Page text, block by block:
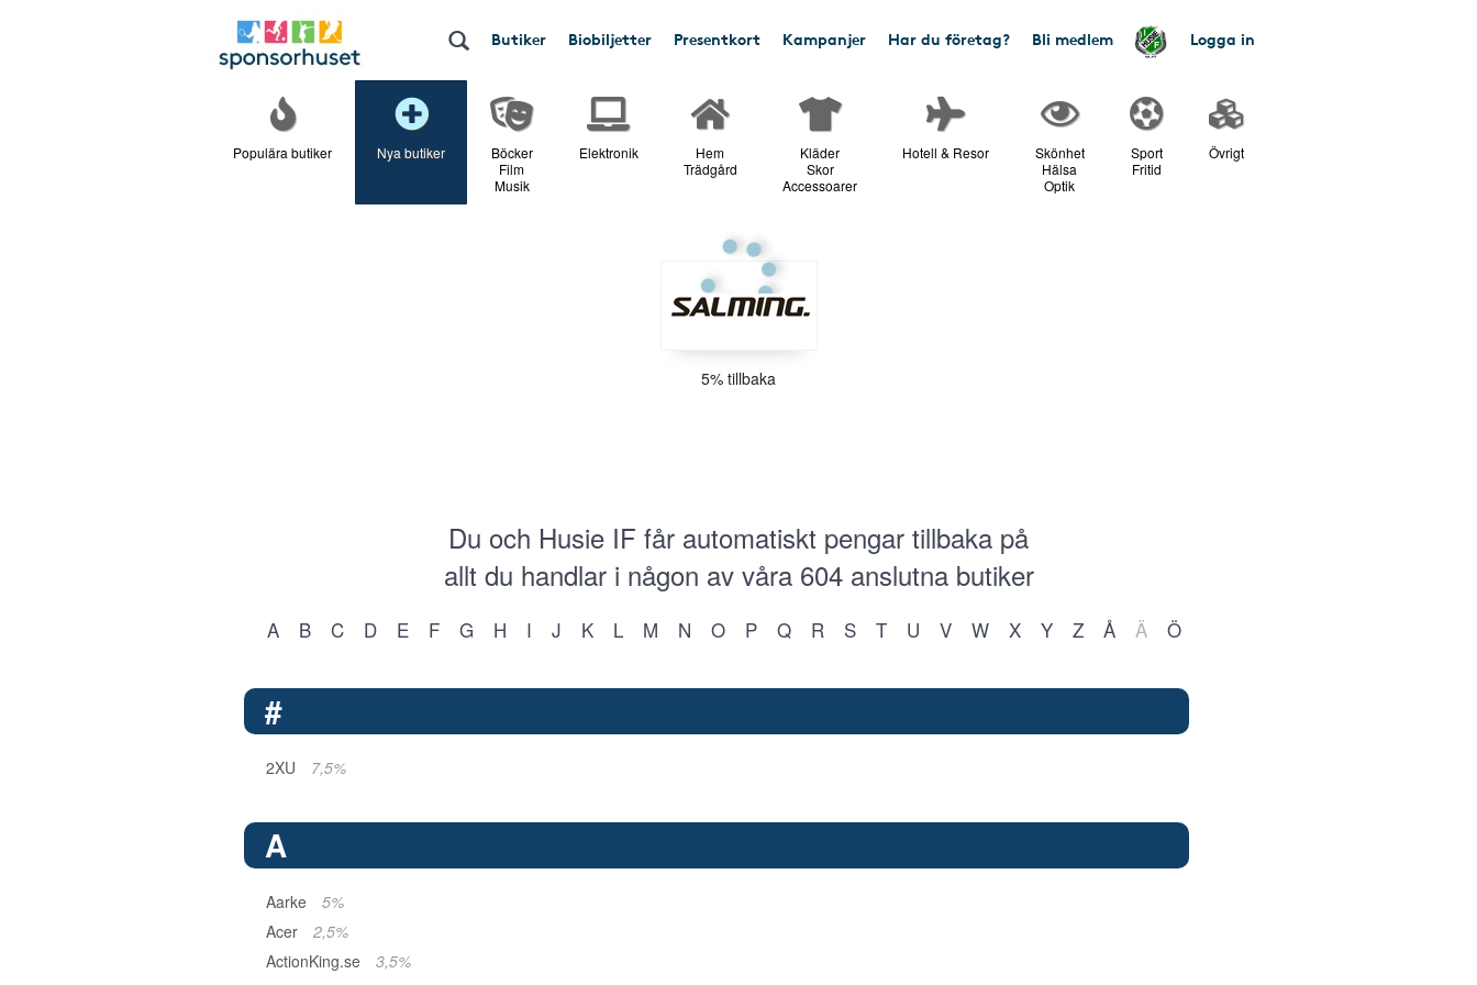
Butiker Biobiljetter Presentkort Kampanjer Har du företag? Bli medlem Logga in
Populära butiker Nya butiker
Böcker
Film
Musik
Elektronik
Hem
Trädgård
Kläder
Skor
Accessoarer
Hotell & Resor
Skönhet
Hälsa
Optik
Sport
Fritid
Övrigt
5% tillbaka
Du och Husie IF får automatiskt pengar tillbaka på
allt du handlar i någon av våra 604anslutna butiker
A B C D E F G H I J K L M N O P Q R S T U V W X Y Z Å Ä Ö
#
2XU 7,5%
A
Aarke
5%
Acer
2,5%
ActionKing.se
3,5%